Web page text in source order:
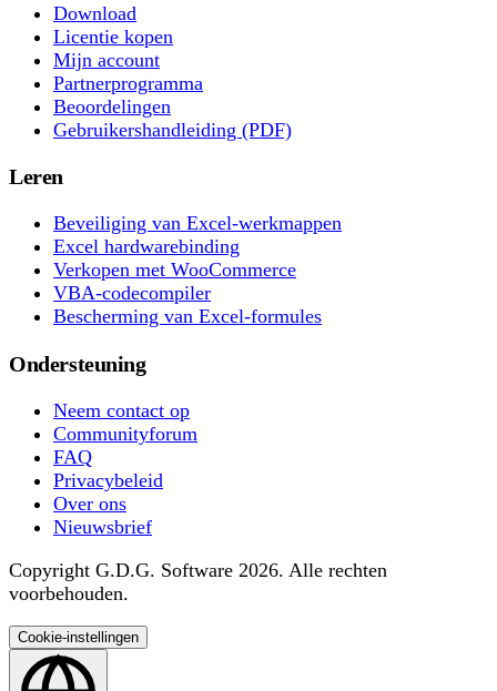
Download
Licentie kopen
Mijn account
Partnerprogramma
Beoordelingen
Gebruikershandleiding (PDF)
Leren
Beveiliging van Excel-werkmappen
Excel hardwarebinding
Verkopen met WooCommerce
VBA-codecompiler
Bescherming van Excel-formules
Ondersteuning
Neem contact op
Communityforum
FAQ
Privacybeleid
Over ons
Nieuwsbrief
Copyright G.D.G. Software 2026. Alle rechten
voorbehouden.
Cookie-instellingen